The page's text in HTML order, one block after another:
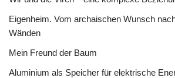
Eigenheim. Vom archaischen Wunsch
Wänden
Mein Freund der Baum
Aluminium als Speicher für elektrische